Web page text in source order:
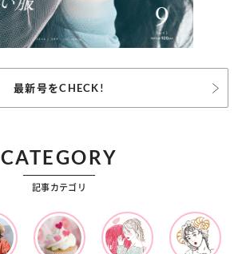
最新号をCHECK!
CATEGORY
記事カテゴリ